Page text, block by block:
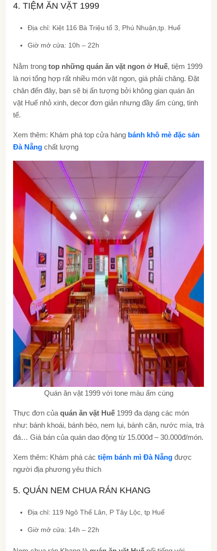
4. TIỆM ĂN VẶT 1999
Địa chỉ: Kiệt 116 Bà Triệu tổ 3, Phú Nhuận,tp. Huế
Giờ mở cửa: 10h – 22h
Nằm trong top những quán ăn vặt ngon ở Huế, tiệm 1999
là nơi tổng hợp rất nhiều món vặt ngon, giá phải chăng. Đặt
chân đến đây, bạn sẽ bị ấn tượng bởi không gian quán ăn
vặt Huế nhỏ xinh, decor đơn giản nhưng đầy ấm cúng, tinh
tế.
Xem thêm: Khám phá top cửa hàng bánh khô mè đặc sản
Đà Nẵng chất lượng
Quán ăn vặt 1999 với tone màu ấm cúng
Thực đơn của quán ăn vặt Huế 1999 đa dạng các món
như: bánh khoái, bánh bèo, nem lụi, bánh căn, nước mía, trà
đá… Giá bán của quán dao động từ 15.000đ – 30.000đ/món.
Xem thêm: Khám phá các tiệm bánh mì Đà Nẵng được
người địa phương yêu thích
5. QUÁN NEM CHUA RÁN KHANG
Địa chỉ: 119 Ngô Thế Lân, P Tây Lộc, tp Huế
Giờ mở cửa: 14h – 22h